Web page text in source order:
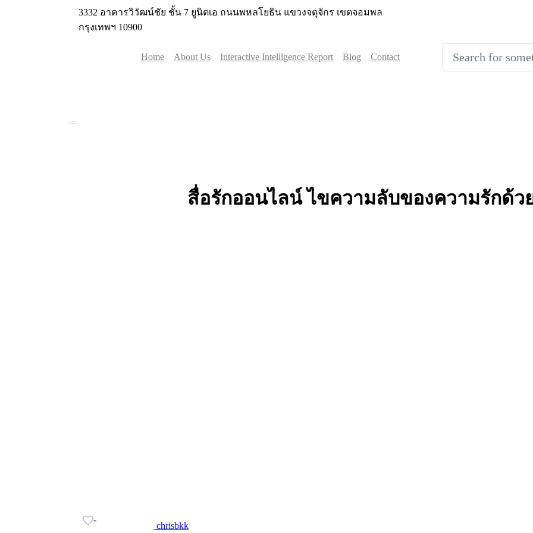
3332 อาคารวิวัฒน์ชัย ชั้น 7 ยูนิตเอ ถนนพหลโยธิน แขวงจตุจักร เขตจอมพล
กรุงเทพฯ 10900
Home About Us Interactive Intelligence Report Blog Contact
สื่อรักออนไลน์ไขความลับของความรักด้ว
-
chrisbkk